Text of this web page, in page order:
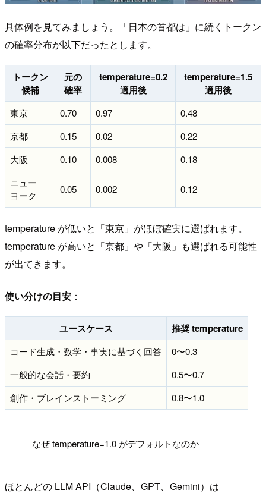
具体例を見てみましょう。「日本の首都は」に続くトークン
の確率分布が以下だったとします。
トークン
候補
元の
確率
temperature=0.2
適用後
temperature=1.5
適用後
東京 0.70 0.97
0.48
京都
0.15 0.02
0.22
大阪
0.10 0.008
0.18
ニュー
ヨーク
0.05 0.002 0.12
temperature が低いと「東京」がほぼ確実に選ばれます。
temperature が高いと「京都」や「大阪」も選ばれる可能性
が出てきます。
使い分けの目安 ：
ユースケース 推奨 temperature
コード生成・数学・事実に基づく回答
0〜0.3
一般的な会話・要約
0.5〜0.7
創作・ブレインストーミング
0.8〜1.0
なぜ temperature=1.0 がデフォルトなのか
ほとんどの LLM API（Claude、GPT、Gemini）は